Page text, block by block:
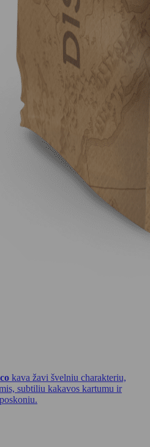
kava žavi švelniu charakteriu,
subtiliu kakavos kartumu ir